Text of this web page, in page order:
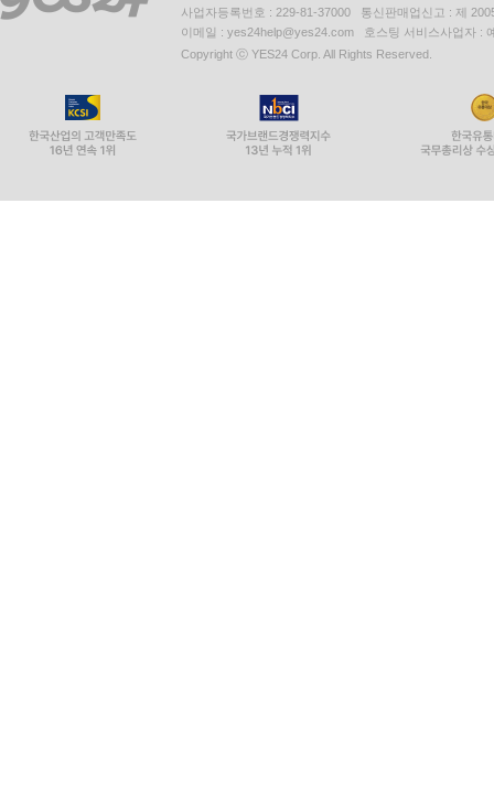
사업자등록번호 : 229-81-37000 통신판매업신고 : 제
이메일 : yes24help@yes24.com 호스팅 서비스사업자 :
Copyright ⓒ YES24 Corp. All Rights Reserved.